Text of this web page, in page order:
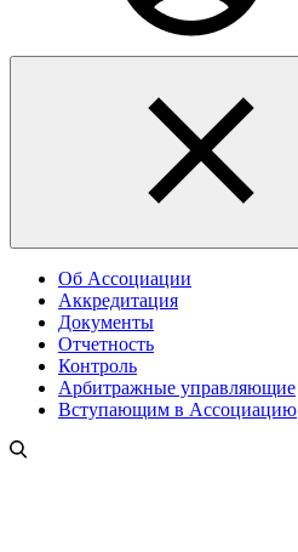
Об Ассоциации
Аккредитация
Документы
Отчетность
Контроль
Арбитражные управляющие
Вступающим в Ассоциацию